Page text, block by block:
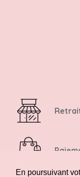
En poursuivant